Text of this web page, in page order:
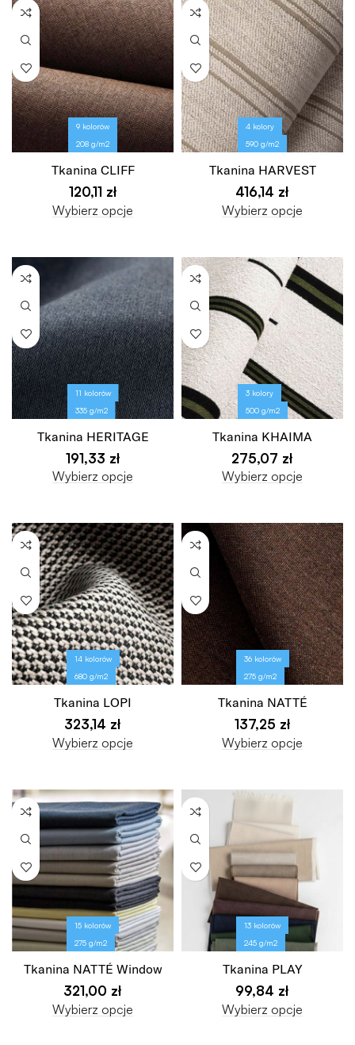
9 kolorów
208 g/m2
Tkanina CLIFF
120,11 zł
Wybierz opcje
4 kolory
590 g/m2
Tkanina HARVEST
416,14 zł
Wybierz opcje
11 kolorów
335 g/m2
Tkanina HERITAGE
191,33 zł
Wybierz opcje
3 kolory
500 g/m2
Tkanina KHAIMA
275,07 zł
Wybierz opcje
14 kolorów
680 g/m2
Tkanina LOPI
323,14 zł
Wybierz opcje
36 kolorów
275 g/m2
Tkanina NATTÉ
137,25 zł
Wybierz opcje
15 kolorów
275 g/m2
Tkanina NATTÉ Window
321,00 zł
Wybierz opcje
13 kolorów
245 g/m2
Tkanina PLAY
99,84 zł
Wybierz opcje